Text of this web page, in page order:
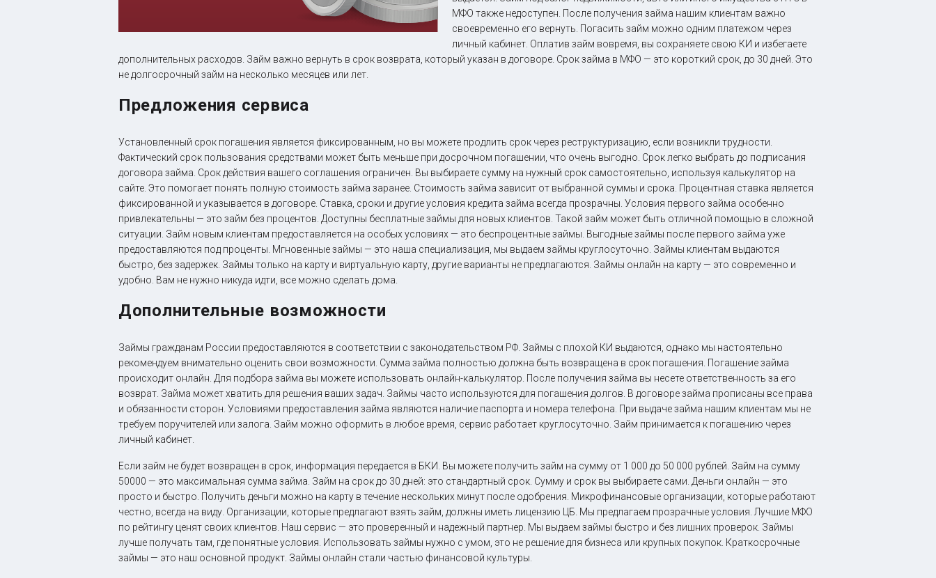
МФО также недоступен. После получения займа нашим клиентам важно
своевременно его вернуть. Погасить займ можно одним платежом через
личный кабинет. Оплатив займ вовремя, вы сохраняете свою КИ и избегаете
дополнительных расходов. Займ важно вернуть в срок возврата, который указан в договоре. Срок займа в МФО — это короткий срок, до 30 дней. Это
не долгосрочный займ на несколько месяцев или лет.
Предложения сервиса
Установленный срок погашения является фиксированным, но вы можете продлить срок через реструктуризацию, если возникли трудности.
Фактический срок пользования средствами может быть меньше при досрочном погашении, что очень выгодно. Срок легко выбрать до подписания
договора займа. Срок действия вашего соглашения ограничен. Вы выбираете сумму на нужный срок самостоятельно, используя калькулятор на
сайте. Это помогает понять полную стоимость займа заранее. Стоимость займа зависит от выбранной суммы и срока. Процентная ставка является
фиксированной и указывается в договоре. Ставка, сроки и другие условия кредита займа всегда прозрачны. Условия первого займа особенно
привлекательны — это займ без процентов. Доступны бесплатные займы для новых клиентов. Такой займ может быть отличной помощью в сложной
ситуации. Займ новым клиентам предоставляется на особых условиях — это беспроцентные займы. Выгодные займы после первого займа уже
предоставляются под проценты. Мгновенные займы — это наша специализация, мы выдаем займы круглосуточно. Займы клиентам выдаются
быстро, без задержек. Займы только на карту и виртуальную карту, другие варианты не предлагаются. Займы онлайн на карту — это современно и
удобно. Вам не нужно никуда идти, все можно сделать дома.
Дополнительные возможности
Займы гражданам России предоставляются в соответствии с законодательством РФ. Займы с плохой КИ выдаются, однако мы настоятельно
рекомендуем внимательно оценить свои возможности. Сумма займа полностью должна быть возвращена в срок погашения. Погашение займа
происходит онлайн. Для подбора займа вы можете использовать онлайн-калькулятор. После получения займа вы несете ответственность за его
возврат. Займа может хватить для решения ваших задач. Займы часто используются для погашения долгов. В договоре займа прописаны все права
и обязанности сторон. Условиями предоставления займа являются наличие паспорта и номера телефона. При выдаче займа нашим клиентам мы не
требуем поручителей или залога. Займ можно оформить в любое время, сервис работает круглосуточно. Займ принимается к погашению через
личный кабинет.
Если займ не будет возвращен в срок, информация передается в БКИ. Вы можете получить займ на сумму от 1 000 до 50 000 рублей. Займ на сумму
50000 — это максимальная сумма займа. Займ на срок до 30 дней: это стандартный срок. Сумму и срок вы выбираете сами. Деньги онлайн — это
просто и быстро. Получить деньги можно на карту в течение нескольких минут после одобрения. Микрофинансовые организации, которые работают
честно, всегда на виду. Организации, которые предлагают взять займ, должны иметь лицензию ЦБ. Мы предлагаем прозрачные условия. Лучшие МФО
по рейтингу ценят своих клиентов. Наш сервис — это проверенный и надежный партнер. Мы выдаем займы быстро и без лишних проверок. Займы
лучше получать там, где понятные условия. Использовать займы нужно с умом, это не решение для бизнеса или крупных покупок. Краткосрочные
займы — это наш основной продукт. Займы онлайн стали частью финансовой культуры.